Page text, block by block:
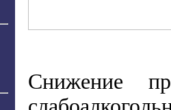
Снижение